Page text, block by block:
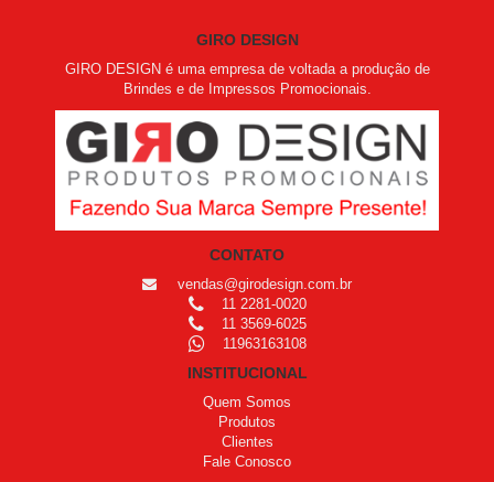
GIRO DESIGN
GIRO DESIGN é uma empresa de voltada a produção de
Brindes e de Impressos Promocionais.
CONTATO
vendas@girodesign.com.br
11 2281-0020
11 3569-6025
11963163108
INSTITUCIONAL
Quem Somos
Produtos
Clientes
Fale Conosco